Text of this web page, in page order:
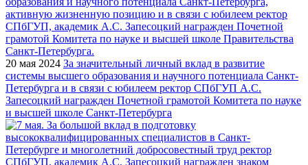
20 мая 2024 За значительный личный вклад в развитие
системы высшего образования и научного потенциала Санкт-
Петербурга и в связи с юбилеем ректор СПбГУП А.С.
Запесоцкий награжден Почетной грамотой Комитета по науке
и высшей школе Санкт-Петербурга